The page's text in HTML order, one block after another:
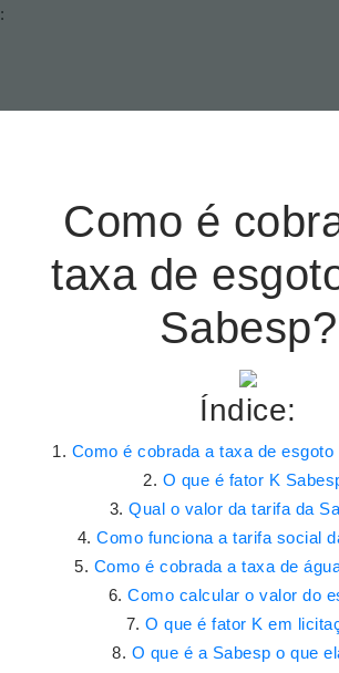
:
Como é
taxa de
Sabesp?
Índice:
Como é cobrada a taxa de esgoto
O que é fator K
Qual o valor da tarifa da
Como funciona a tarifa social
Como é cobrada a taxa de
Como calcular o valor do
O que é fator K em
O que é a Sabesp o que